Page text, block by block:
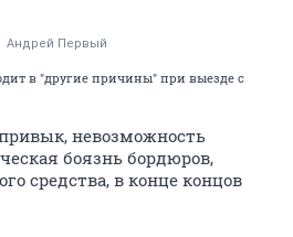
Андрей Первый
в "другие причины" при выезде с
невозможность
боязнь бордюров,
средства, в конце концов